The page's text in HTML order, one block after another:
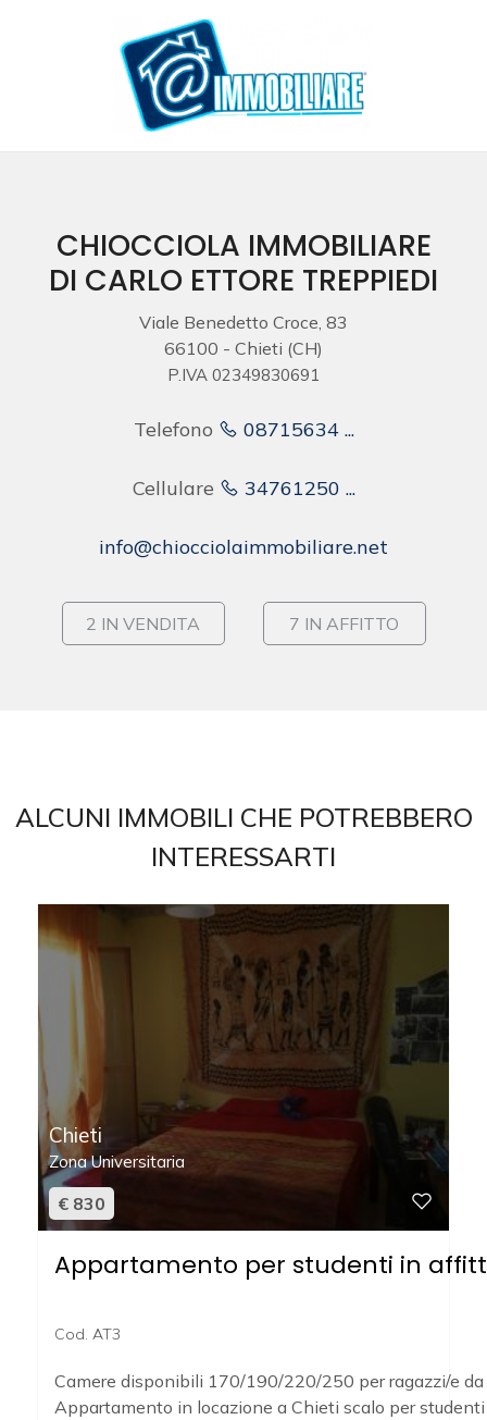
CHIOCCIOLA IMMOBILIARE
DI CARLO ETTORE TREPPIEDI
Viale Benedetto Croce, 83
66100 - Chieti (CH)
P.IVA 02349830691
Telefono 08715634 ...
Cellulare 34761250 ...
info@chiocciolaimmobiliare.net
2 IN VENDITA 7 IN AFFITTO
ALCUNI IMMOBILI CHE POTREBBERO
INTERESSARTI
Chieti
Zona Universitaria
€ 830
Appartamento per studenti in
Cod. AT3
Camere disponibili 170/190/220/250 per ragazzi/e
Appartamento in locazione a Chieti scalo per
IMMOBILI
SERVIZI
MANUTENZIONE
CONTATTI
Vendita
Provincia
Comune
-
Qualsiasi
Residenziali
Totale